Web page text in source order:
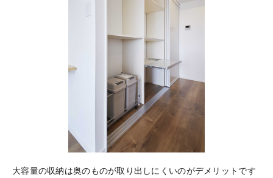
大容量の収納は奥のものが取り出しにくいのがデメリットです